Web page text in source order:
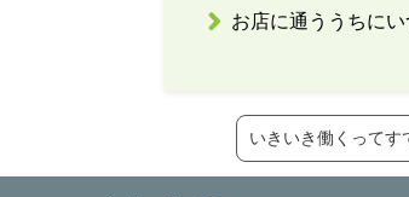
お店に通ううちに
いきいき働くってす